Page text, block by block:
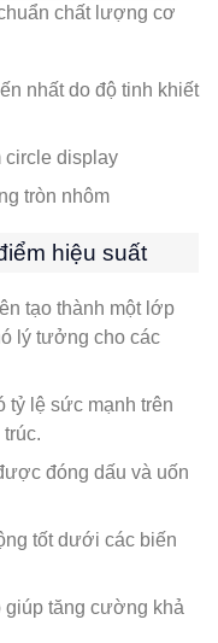
chất lượng cơ
nhất do độ tinh khiết
tròn nhôm
hiệu suất
tạo thành một lớp
lý tưởng cho các
tỷ lệ sức mạnh trên
đóng dấu và uốn
tốt dưới các biến
tăng cường khả